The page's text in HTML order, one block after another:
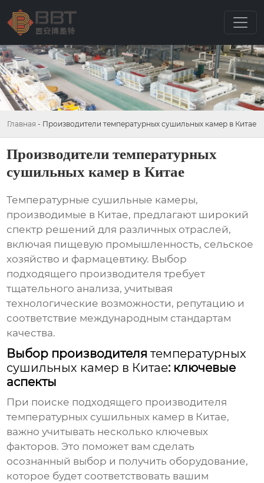
Главная - Производители температурных сушильных камер в Китае
Производители температурных
сушильных камер в Китае
Температурные сушильные камеры,
производимые в Китае, предлагают широкий
спектр решений для различных отраслей,
включая пищевую промышленность, сельское
хозяйство и фармацевтику. Выбор
подходящего производителя требует
тщательного анализа, учитывая
технологические возможности, репутацию и
соответствие международным стандартам
качества.
Выбор производителятемпературных
сушильных камер в Китае: ключевые
аспекты
При поиске подходящего производителя
температурных сушильных камер в Китае,
важно учитывать несколько ключевых
факторов. Это поможет вам сделать
осознанный выбор и получить оборудование,
которое будет соответствовать вашим